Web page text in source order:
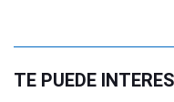
TE PUEDE